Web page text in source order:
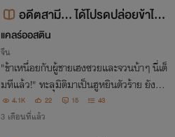
อดีตสามี... ได้โปรดปล่อยข้าไปเ
ถอะ
แคลร์ออสติน
จีน
"ข้าเหนื่อยกับผู้ชายเฮงซวยและจวนบ้าๆ นี่เต็
มทีแล้ว!" ทะลุมิติมาเป็นฮูหยินตัวร้าย ยังไม่
ทันไรก็โดนสามีเกลียดชังย่ำยี แถมยัดข้อหาแ
พศยาให้เพราะฤทธิ์ยาของพวกเมียน้อย! พอ
4.1K 22 15 43
3 เดือนที่แล้ว